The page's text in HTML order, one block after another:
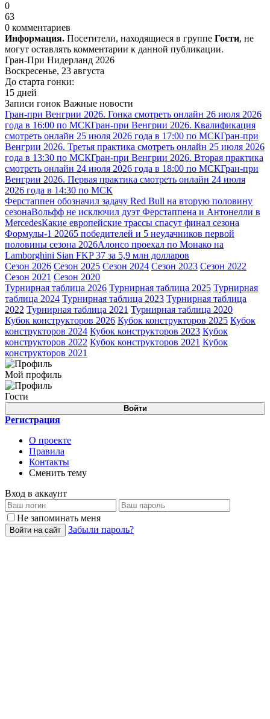
0
63
0 комментариев
Информация. Посетители, находящиеся в группе Гости, не
могут оставлять комментарии к данной публикации.
Гран-При Нидерланд 2026
Воскресенье, 23 августа
До старта гонки:
15 дней
Записи гонок Важные новости
Гран-при Венгрии 2026. Гонка смотреть онлайн 26 июля 2026
года в 16:00 по МСКГран-при Венгрии 2026. Квалификация
смотреть онлайн 25 июля 2026 года в 17:00 по МСКГран-при
Венгрии 2026. Третья практика смотреть онлайн 25 июля 2026
года в 13:30 по МСКГран-при Венгрии 2026. Вторая практика
смотреть онлайн 24 июля 2026 года в 18:00 по МСКГран-при
Венгрии 2026. Первая практика смотреть онлайн 24 июля
2026 года в 14:30 по МСК
Ферстаппен обозначил задачу Red Bull на вторую половину
сезонаВольфф не исключил дуэт Ферстаппена и Антонелли в
MercedesКакие европейские трассы спасут финал сезона
Формулы-1 20265 победителей и 5 неудачников первой
половины сезона 2026Алонсо проехал по Монако на
Lamborghini Sian FKP 37 за 5,9 млн долларов
Сезон 2026 Сезон 2025 Сезон 2024 Сезон 2023 Сезон 2022
Сезон 2021 Сезон 2020
Турнирная таблица 2026 Турнирная таблица 2025 Турнирная
таблица 2024 Турнирная таблица 2023 Турнирная таблица
2022 Турнирная таблица 2021 Турнирная таблица 2020
Кубок конструкторов 2026 Кубок конструкторов 2025 Кубок
конструкторов 2024 Кубок конструкторов 2023 Кубок
конструкторов 2022 Кубок конструкторов 2021 Кубок
конструкторов 2021
Мой профиль
Гости
Войти
Регистрация
О проекте
Правила
Контакты
Сменить тему
Вход в аккаунт
Не запоминать меня
Войти на сайт Забыли пароль?